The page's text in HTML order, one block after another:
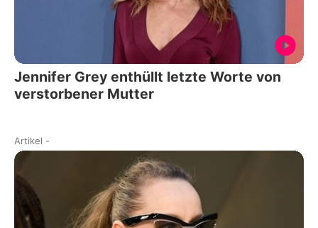
Jennifer Grey enthüllt letzte Worte von
verstorbener Mutter
Artikel -